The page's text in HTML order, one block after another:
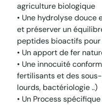
agriculture biologique
• Une hydrolyse
et préserver un
peptides bioactifs
• Un apport de fer
• Une innocuité
fertilisants et des
lourds, bactériologie ..)
• Un Process